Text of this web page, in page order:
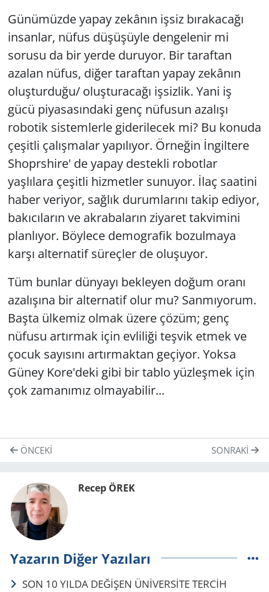
Günümüzde yapay zekânın işsiz bırakacağı
insanlar, nüfus düşüşüyle dengelenir mi
sorusu da bir yerde duruyor. Bir taraftan
azalan nüfus, diğer taraftan yapay zekânın
oluşturduğu/ oluşturacağı işsizlik. Yani iş
gücü piyasasındaki genç nüfusun azalışı
robotik sistemlerle giderilecek mi? Bu konuda
çeşitli çalışmalar yapılıyor. Örneğin İngiltere
Shoprshire' de yapay destekli robotlar
yaşlılara çeşitli hizmetler sunuyor. İlaç saatini
haber veriyor, sağlık durumlarını takip ediyor,
bakıcıların ve akrabaların ziyaret takvimini
planlıyor. Böylece demografik bozulmaya
karşı alternatif süreçler de oluşuyor.
Tüm bunlar dünyayı bekleyen doğum oranı
azalışına bir alternatif olur mu? Sanmıyorum.
Başta ülkemiz olmak üzere çözüm; genç
nüfusu artırmak için evliliği teşvik etmek ve
çocuk sayısını artırmaktan geçiyor. Yoksa
Güney Kore'deki gibi bir tablo yüzleşmek için
çok zamanımız olmayabilir...
ÖNCEKI SONRAKI
Recep ÖREK
Yazarın Diğer Yazıları
SON 10 YILDA DEĞİŞEN ÜNİVERSİTE TERCİH